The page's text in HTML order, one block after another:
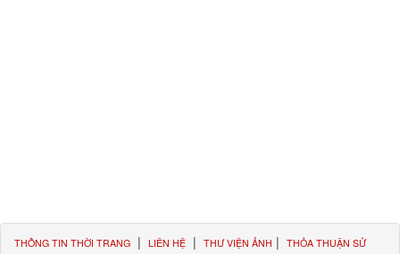
THÔNG TIN THỜI TRANG | LIÊN HỆ | THƯ VIỆN ẢNH | THỎA THUẬN SỬ